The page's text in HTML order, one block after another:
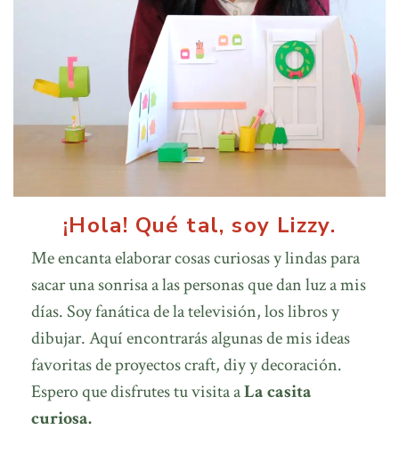
¡Hola! Qué tal, soy Lizzy.
Me encanta elaborar cosas curiosas y lindas para
sacar una sonrisa a las personas que dan luz a mis
días. Soy fanática de la televisión, los libros y
dibujar. Aquí encontrarás algunas de mis ideas
favoritas de proyectos craft, diy y decoración.
Espero que disfrutes tu visita aLa casita
curiosa.